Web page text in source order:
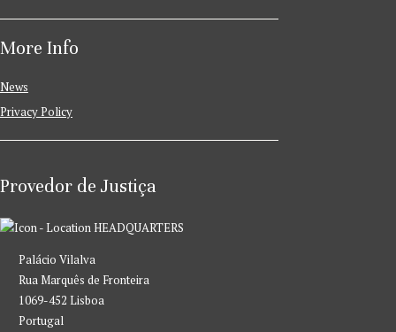
More Info
News
Privacy Policy
Provedor de Justiça
HEADQUARTERS
Palácio Vilalva
Rua Marquês de Fronteira
1069-452 Lisboa
Portugal